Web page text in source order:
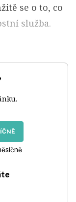
se o to, co
služba.